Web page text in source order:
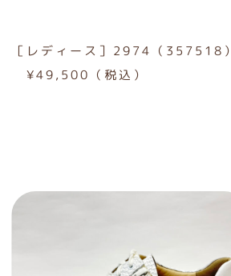
［レディース］2974（357518）
¥49,500（税込）